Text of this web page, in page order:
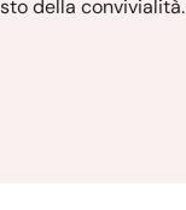
della convivialità.